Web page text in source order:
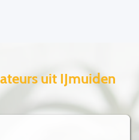
uit IJmuiden